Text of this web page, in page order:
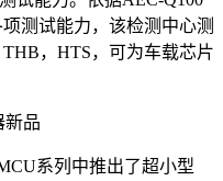
测试能力，该检测中心测
，HTS，可为车载芯片
新品
系列中推出了超小型